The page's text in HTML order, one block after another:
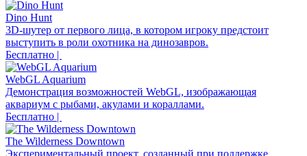
Dino Hunt
3D-шутер от первого лица, в котором игроку предстоит
выступить в роли охотника на динозавров.
Бесплатно |
WebGL Aquarium
Демонстрация возможностей WebGL, изображающая
аквариум с рыбами, акулами и кораллами.
Бесплатно |
The Wilderness Downtown
Экспериментальный проект, созданный при поддержке